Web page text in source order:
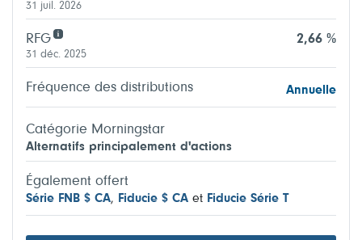
31 juil. 2026
RFG 2,66 %
31 déc. 2025
Fréquence des distributions Annuelle
Catégorie Morningstar
Alternatifs principalement d'actions
Également offert
Série FNB $ CA, Fiducie $ CA et Fiducie Série T